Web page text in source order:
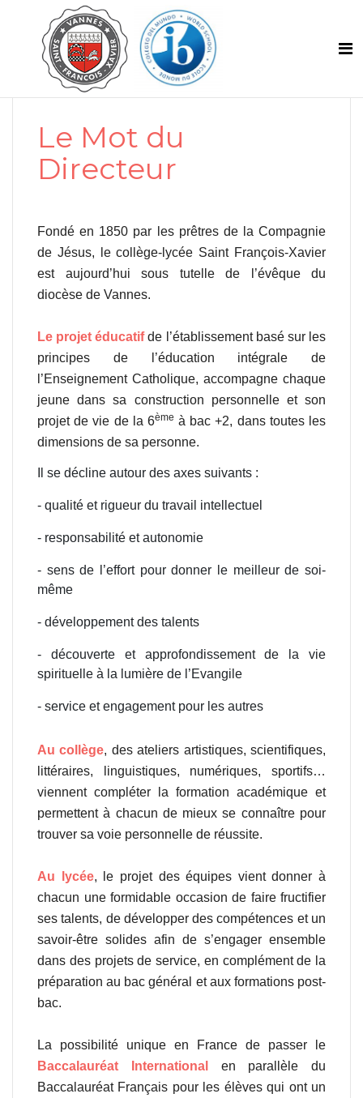
Le Mot du
Directeur
Fondé en 1850 par les prêtres de la Compagnie
de Jésus, le collège-lycée Saint François-Xavier
est aujourd’hui sous tutelle de l’évêque du
diocèse de Vannes.
Le projet éducatifde l’établissement basé sur les
principes de l’éducation intégrale de
l’Enseignement Catholique, accompagne chaque
jeune dans sa construction personnelle et son
projet de vie de la 6ème à bac +2, dans toutes les
dimensions de sa personne.
Il se décline autour des axes suivants :
- qualité et rigueur du travail intellectuel
- responsabilité et autonomie
- sens de l’effort pour donner le meilleur de soi-
même
- développement des talents
- découverte et approfondissement de la vie
spirituelle à la lumière de l’Evangile
- service et engagement pour les autres
Au collège, des ateliers artistiques, scientifiques,
littéraires, linguistiques, numériques, sportifs…
viennent compléter la formation académique et
permettent à chacun de mieux se connaître pour
trouver sa voie personnelle de réussite.
Au lycée, le projet des équipes vient donner à
chacun une formidable occasion de faire fructifier
ses talents, de développer des compétences et un
savoir-être solides afin de s’engager ensemble
dans des projets de service, en complément de la
préparation au bac général et aux formations post-
bac.
La possibilité unique en France de passer le
Baccalauréat International
en parallèle du
Baccalauréat Français pour les élèves qui ont un